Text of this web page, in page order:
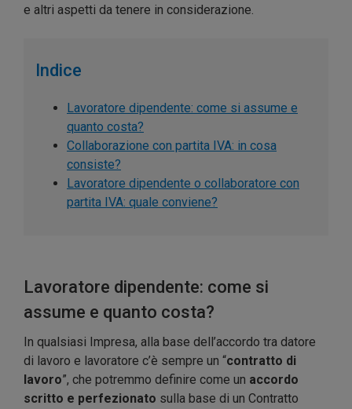
e altri aspetti da tenere in considerazione.
Indice
Lavoratore dipendente: come si assume e
quanto costa?
Collaborazione con partita IVA: in cosa
consiste?
Lavoratore dipendente o collaboratore con
partita IVA: quale conviene?
Lavoratore dipendente: come si
assume e quanto costa?
In qualsiasi Impresa, alla base dell’accordo tra datore
di lavoro e lavoratore c’è sempre un “contratto di
lavoro”, che potremmo definire come un accordo
scritto e perfezionato sulla base di un Contratto